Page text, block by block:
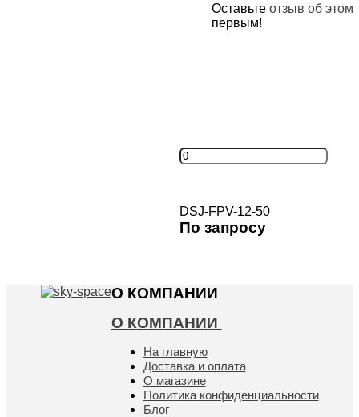
Оставьте отзыв об этом
первым!
DSJ-FPV-12-50
По запросу
О КОМПАНИИ
О КОМПАНИИ
На главную
Доставка и оплата
О магазине
Политика конфиденциальности
Блог